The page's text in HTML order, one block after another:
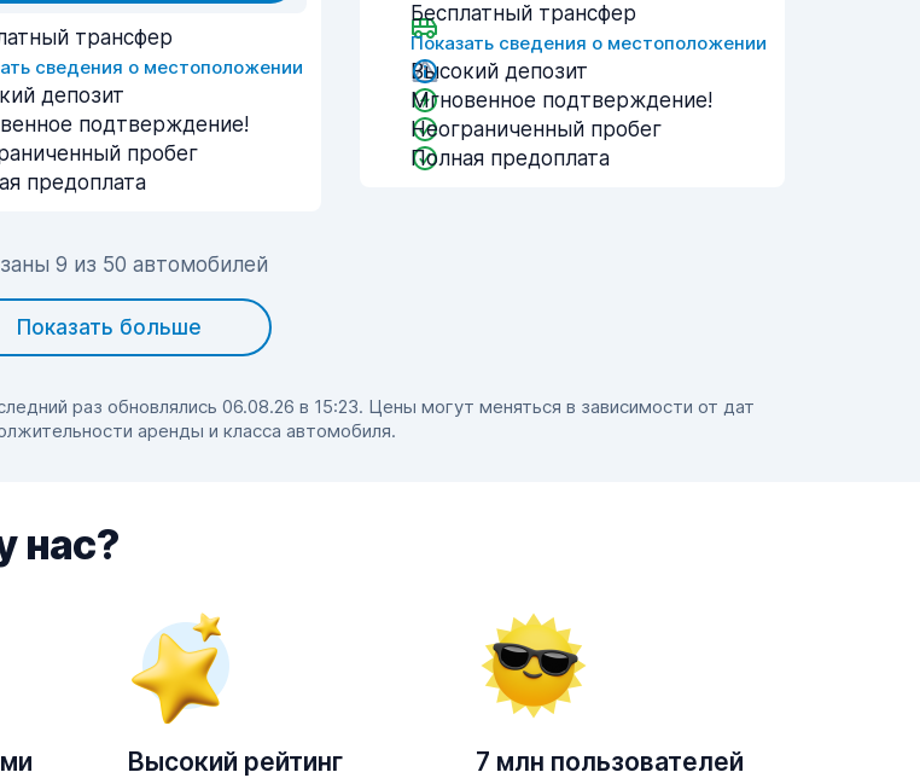
трансфер
сведения о местоположении
депозит
подтверждение!
пробег
предоплата
Бесплатный трансфер
Показать сведения о местоположении
Высокий депозит
Мгновенное подтверждение!
Неограниченный пробег
Полная предоплата
9 из 50 автомобилей
Показать больше
раз обновлялись 06.08.26 в 15:23. Цены могут меняться в зависимости от дат
аренды и класса автомобиля.
нас?
Высокий рейтинг 7 млн пользователей